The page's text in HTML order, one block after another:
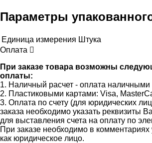
Параметры
Единица измерения Штука
Оплата
При заказе товара возможны
оплаты:
1. Наличный расчет - оплата
2. Пластиковыми картами: Visa,
3. Оплата по счету (для юридических
заказа необходимо указать реквизиты
для выставления счета на оплату по
При заказе необходимо в комментариях
как юридическое лицо.